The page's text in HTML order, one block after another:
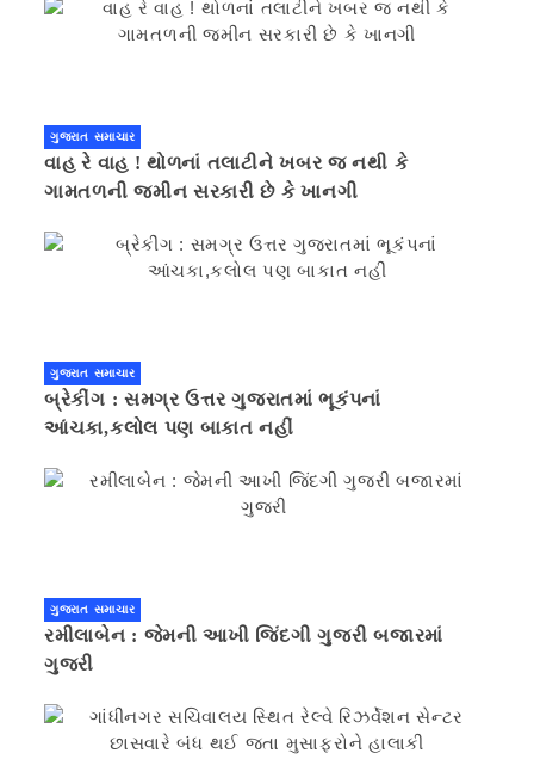
ગુજરાત સમાચાર
વાહ રે વાહ ! થોળનાં તલાટીને ખબર જ નથી કે
ગામતળની જમીન સરકારી છે કે ખાનગી
ગુજરાત સમાચાર
બ્રેકીંગ : સમગ્ર ઉત્તર ગુજરાતમાં ભૂકંપનાં
આંચકા,કલોલ પણ બાકાત નહીં
ગુજરાત સમાચાર
રમીલાબેન : જેમની આખી જિંદગી ગુજરી બજારમાં
ગુજરી